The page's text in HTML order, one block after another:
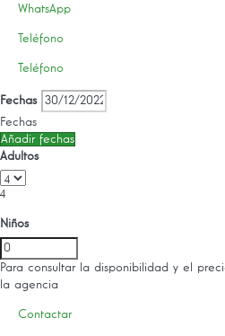
WhatsApp
Teléfono
Teléfono
Fechas
Fechas
Añadir fechas
Adultos
4
Niños
Para consultar la disponibilidad y el
la agencia
Contactar